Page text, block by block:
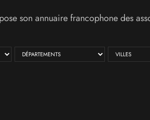
son annuaire francophone des